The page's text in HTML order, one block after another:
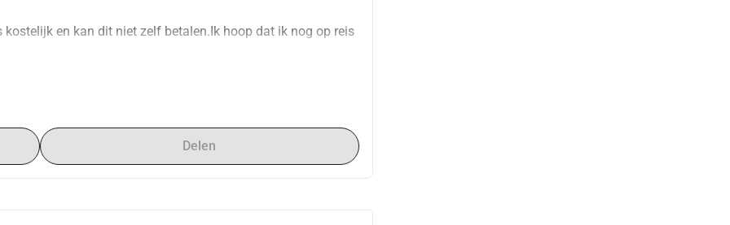
en kan dit niet zelf betalen.Ik hoop dat ik nog op reis
and I cannot pay for this myself. I hope that I can still
Delen